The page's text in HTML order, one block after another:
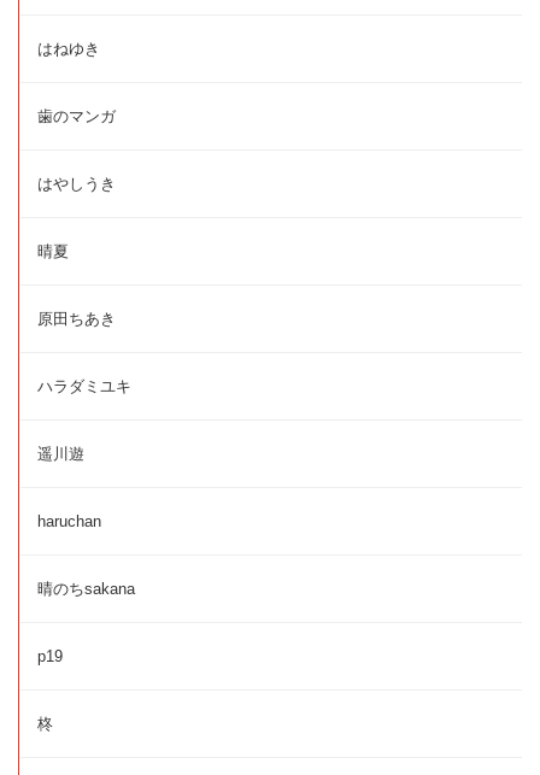
はねゆき
歯のマンガ
はやしうき
晴夏
原田ちあき
ハラダミユキ
遥川遊
haruchan
晴のちsakana
p19
柊